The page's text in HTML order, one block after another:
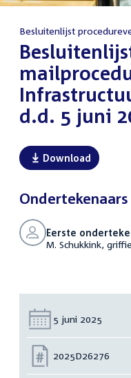
Besluitenlijst
:
d.d. 5 juni
Download
Ondertekenaars
Eerste
M. Schukkink,
Datum:
5 juni 2025
Nummer:
2025D26276